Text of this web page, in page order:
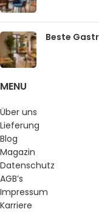
Beste
MENU
Über uns
Lieferung
Blog
Magazin
Datenschutz
AGB’s
Impressum
Karriere